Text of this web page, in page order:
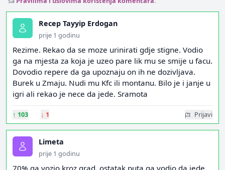
Recep Tayyip Erdogan
prije 1 godinu
Rezime. Rekao da se moze urinirati gdje stigne. Vodio
ga na mjesta za koja je uzeo pare lik mu se smije u facu.
Dovodio repere da ga upoznaju on ih ne dozivljava.
Burek u Zmaju. Nudi mu Kfc ili montanu. Bilo je i janje u
igri ali rekao je nece da jede. Sramota
↑ 103 ↓ 1 Prijavi
Limeta
prije 1 godinu
70% ga vozio kroz grad, ostatak puta ga vodio da jede.